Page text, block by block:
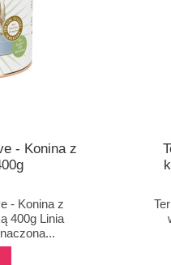
- Konina z
- Konina z
400g Linia